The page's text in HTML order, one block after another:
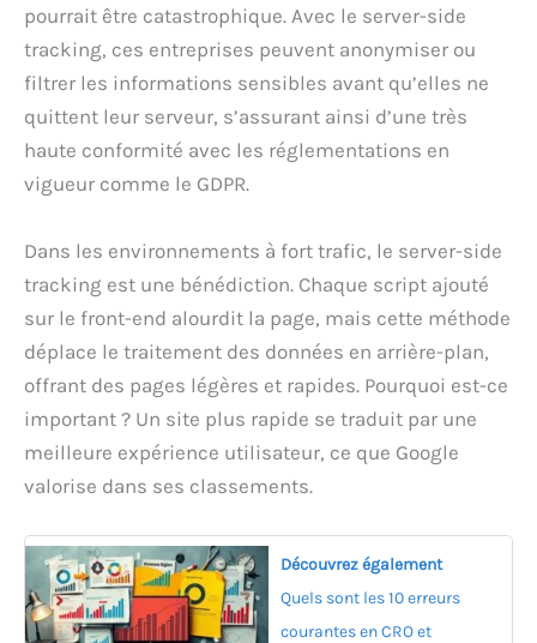
pourrait être catastrophique. Avec le server-side
tracking, ces entreprises peuvent anonymiser ou
filtrer les informations sensibles avant qu’elles ne
quittent leur serveur, s’assurant ainsi d’une très
haute conformité avec les réglementations en
vigueur comme le GDPR.
Dans les environnements à fort trafic, le server-side
tracking est une bénédiction. Chaque script ajouté
sur le front-end alourdit la page, mais cette méthode
déplace le traitement des données en arrière-plan,
offrant des pages légères et rapides. Pourquoi est-ce
important ? Un site plus rapide se traduit par une
meilleure expérience utilisateur, ce que Google
valorise dans ses classements.
Découvrez également
Quels sont les 10 erreurs
courantes en CRO et